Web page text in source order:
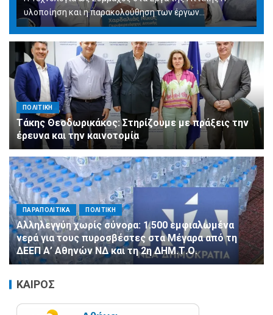
υλοποίηση και η παρακολούθηση των έργων...
ΠΟΛΙΤΙΚΗ
Τάκης Θεοδωρικάκος: Στηρίζουμε με πράξεις την
έρευνα και την καινοτομία
ΠΑΡΑΠΟΛΙΤΙΚΑ ΠΟΛΙΤΙΚΗ
Αλληλεγγύη χωρίς σύνορα: 1.500 εμφιαλωμένα
νερά για τους πυροσβέστες στα Μέγαρα από τη
ΔΕΕΠ Α’ Αθηνών ΝΔ και τη 2η ΔΗΜ.Τ.Ο.
ΚΑΙΡΟΣ